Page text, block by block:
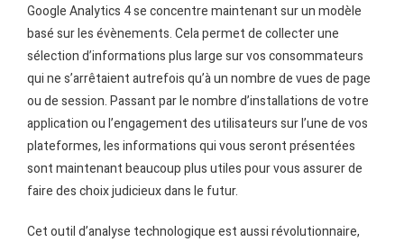
Google Analytics 4 se concentre maintenant sur un modèle
basé sur les évènements. Cela permet de collecter une
sélection d’informations plus large sur vos consommateurs
qui ne s’arrêtaient autrefois qu’à un nombre de vues de page
ou de session. Passant par le nombre d’installations de votre
application ou l’engagement des utilisateurs sur l’une de vos
plateformes, les informations qui vous seront présentées
sont maintenant beaucoup plus utiles pour vous assurer de
faire des choix judicieux dans le futur.
Cet outil d’analyse technologique est aussi révolutionnaire,